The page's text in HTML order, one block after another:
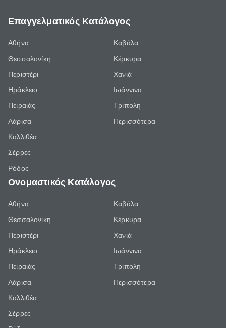
Επαγγελματικός Κατάλογος
Αθήνα
Θεσσαλονίκη
Περιστέρι
Ηράκλειο
Πειραιάς
Λάρισα
Καλλιθέα
Σέρρες
Ρόδος
Καβάλα
Κέρκυρα
Χανιά
Ιωάννινα
Τρίπολη
Περισσότερα
Ονομαστικός Κατάλογος
Αθήνα
Θεσσαλονίκη
Περιστέρι
Ηράκλειο
Πειραιάς
Λάρισα
Καλλιθέα
Σέρρες
Καβάλα
Κέρκυρα
Χανιά
Ιωάννινα
Τρίπολη
Περισσότερα